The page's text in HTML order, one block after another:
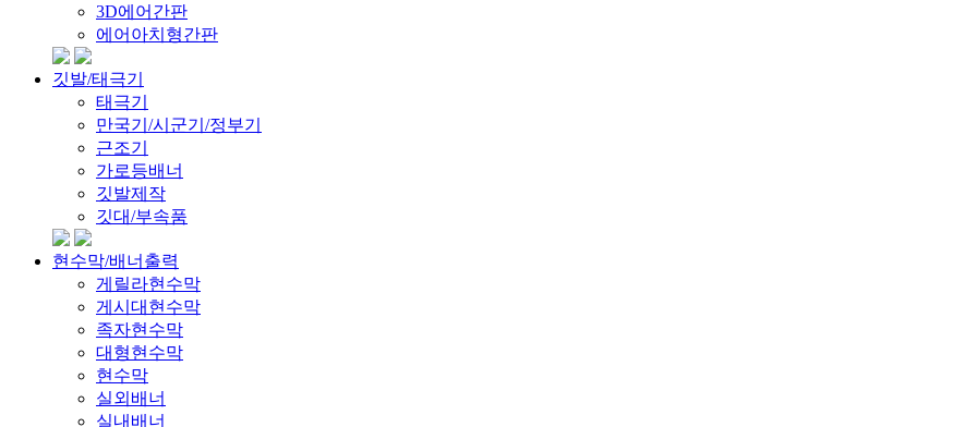
3D에어간판
에어아치형간판
깃발/태극기
태극기
만국기/시군기/정부기
근조기
가로등배너
깃발제작
깃대/부속품
현수막/배너출력
게릴라현수막
게시대현수막
족자현수막
대형현수막
현수막
실외배너
실내배너